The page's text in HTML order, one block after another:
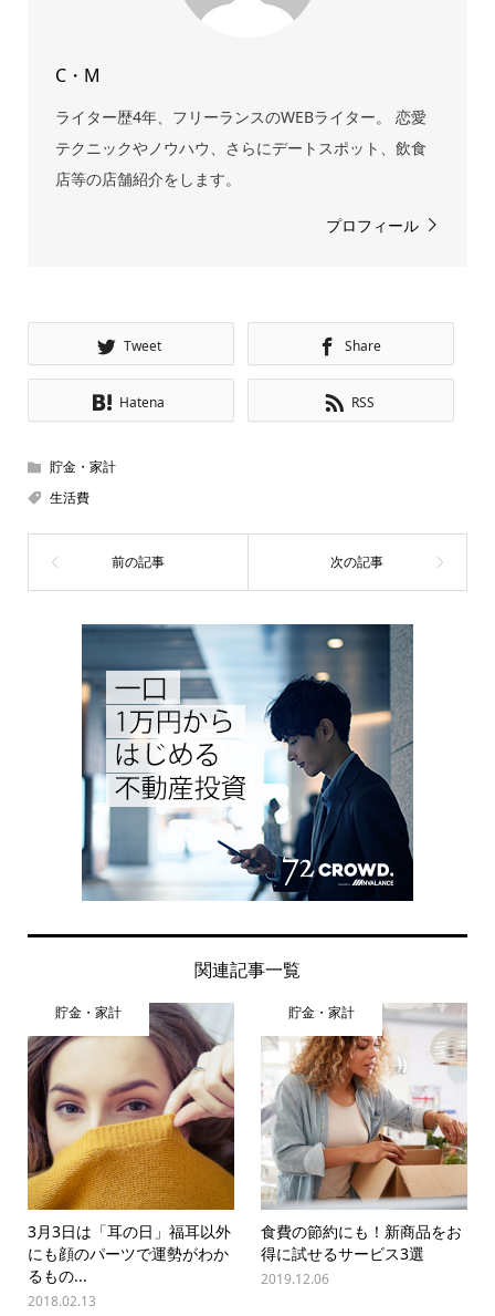
C・M
ライター歴4年、フリーランスのWEBライター。 恋愛
テクニックやノウハウ、さらにデートスポット、飲食
店等の店舗紹介をします。
プロフィール
Tweet Share
Hatena RSS
貯金・家計
生活費
関連記事一覧
貯金・家計
3月3日は「耳の日」福耳以外
にも顔のパーツで運勢がわか
るもの...
2018.02.13
貯金・家計
食費の節約にも！新商品をお
得に試せるサービス3選
2019.12.06